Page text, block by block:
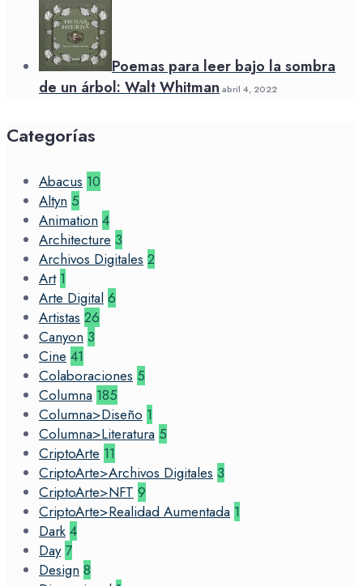
Poemas para leer bajo la sombra
de un árbol: Walt Whitmanabril 4, 2022
Categorías
Abacus 10
Altyn 5
Animation 4
Architecture 3
Archivos Digitales 2
Art 1
Arte Digital 6
Artistas 26
Canyon 3
Cine 41
Colaboraciones 5
Columna 185
Columna>Diseño 1
Columna>Literatura 5
CriptoArte 11
CriptoArte>Archivos Digitales 3
CriptoArte>NFT 9
CriptoArte>Realidad Aumentada 1
Dark 4
Day 7
Design 8